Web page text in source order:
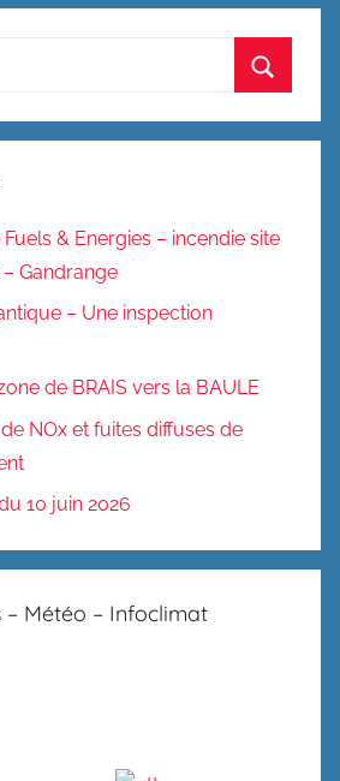
& Energies – incendie site
Gandrange
– Une inspection
de BRAIS vers la BAULE
de NOx et fuites diffuses de
10 juin 2026
– Météo – Infoclimat